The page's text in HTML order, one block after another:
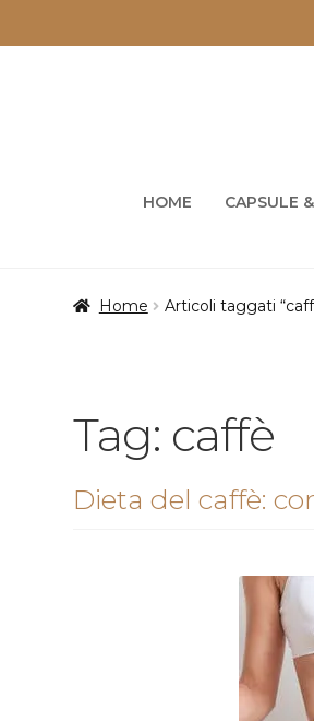
HOME CAPSULE
Home Articoli taggati
Tag: caffè
Dieta del caffè: